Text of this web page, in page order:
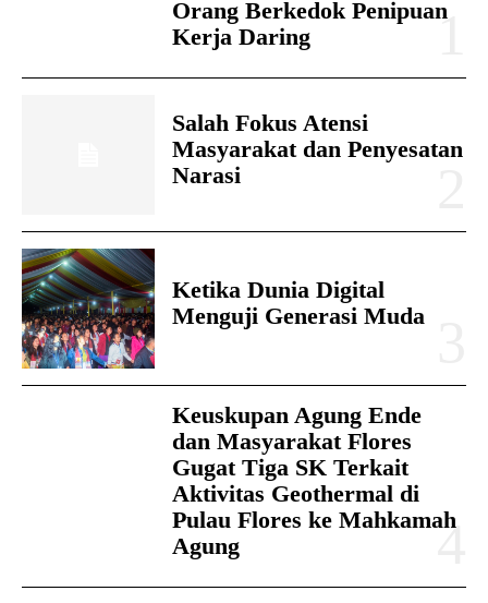
Orang Berkedok Penipuan
Kerja Daring
Salah Fokus Atensi
Masyarakat dan Penyesatan
Narasi
Ketika Dunia Digital
Menguji Generasi Muda
Keuskupan Agung Ende
dan Masyarakat Flores
Gugat Tiga SK Terkait
Aktivitas Geothermal di
Pulau Flores ke Mahkamah
Agung